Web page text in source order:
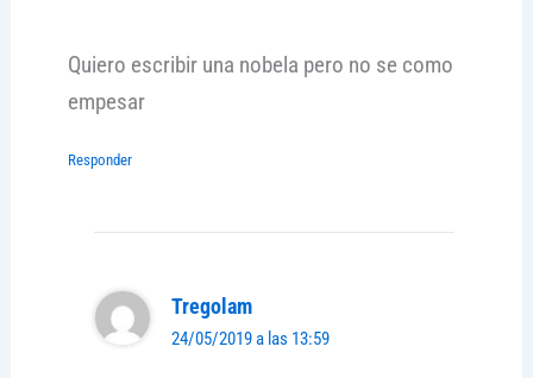
Quiero escribir una nobela pero no se como
empesar
Responder
Tregolam
24/05/2019 a las 13:59